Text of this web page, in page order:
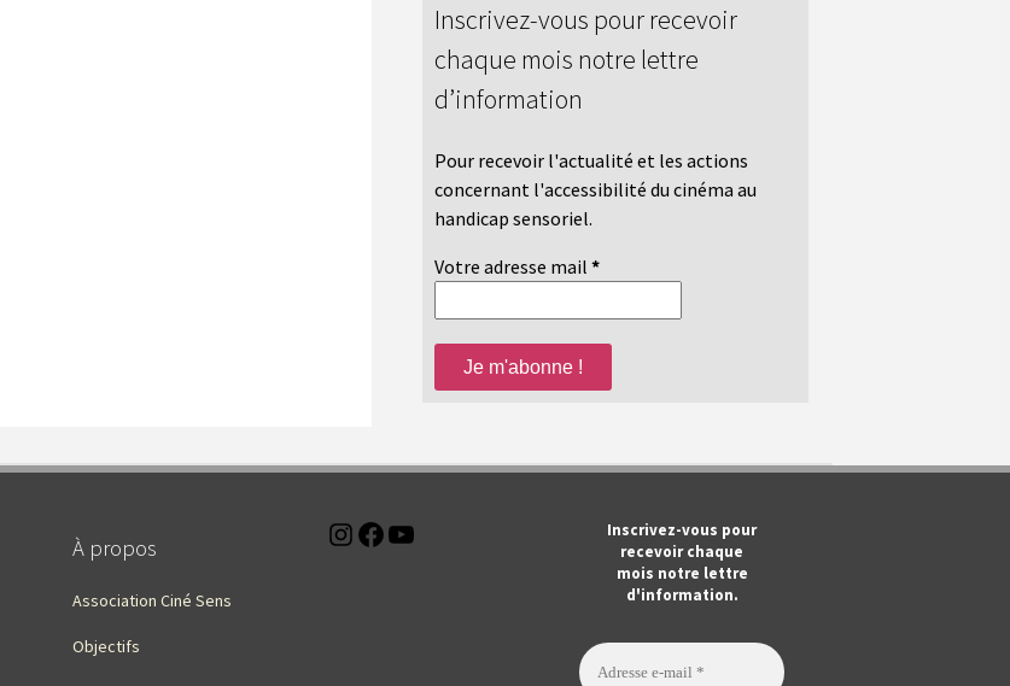
Inscrivez-vous pour recevoir
chaque mois notre lettre
d’information
Pour recevoir l'actualité et les actions
concernant l'accessibilité du cinéma au
handicap sensoriel.
Votre adresse mail *
À propos
Association Ciné Sens
Objectifs
Instagram
Facebook
Inscrivez-vous pour
recevoir chaque
mois notre lettre
d'information.